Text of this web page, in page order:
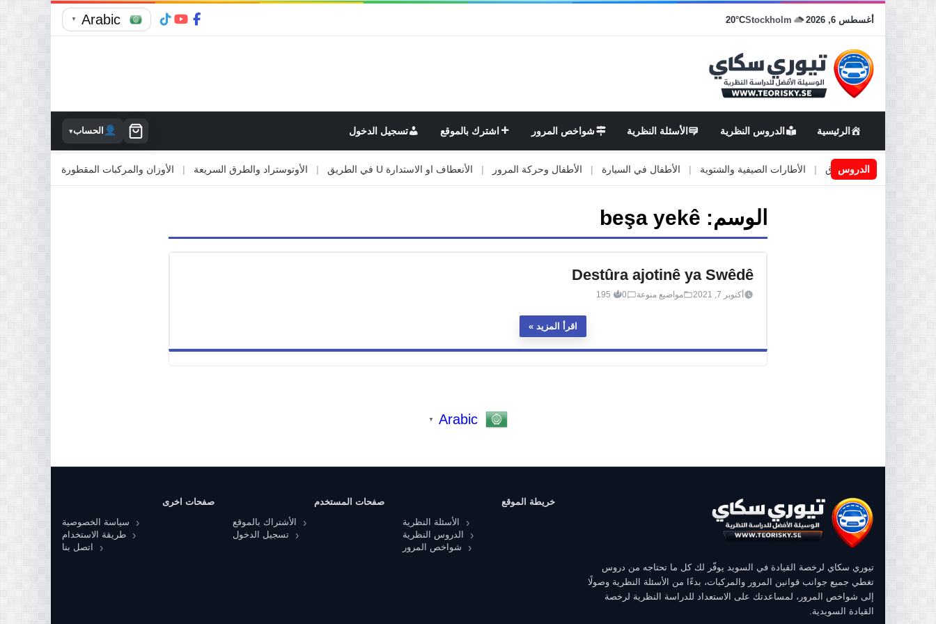
أغسطس 6, 2026 Stockholm
20°C
Arabic
▼
الرئيسية الدروس النظرية الأسئلة النظرية شواخص المرور اشترك بالموقع تسجيل الدخول الحساب▾
الدروس
اعمال او صيانة الطرق الأطارات الصيفية والشتوية | الأطفال في السيارة | الأطفال وحركة المرور | الأنعطاف او الاستدارة U في الطريق | الأوتوستراد والطرق السريعة | الأوزان والمركبات المقطورة |
الوسم: beşa yekê
Destûra ajotinê ya Swêdê
أكتوبر 7, 2021 مواضيع منوعة 0
195
اقرأ المزيد
Arabic
▼
تيوري سكاي لرخصة القيادة في السويد يوفّر لك كل ما تحتاجه من دروس
تغطي جميع جوانب قوانين المرور والمركبات، بدءًا من الأسئلة النظرية وصولًا
إلى شواخص المرور، لمساعدتك على الاستعداد للدراسة النظرية لرخصة
القيادة السويدية.
خريطة الموقع
الأسئلة النظرية
الدروس النظرية
شواخص المرور
صفحات المستخدم
الأشتراك بالموقع
تسجيل الدخول
صفحات اخرى
سياسة الخصوصية
طريقة الاستخدام
اتصل بنا